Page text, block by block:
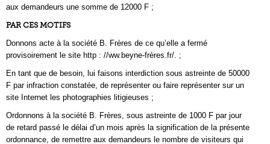
aux demandeurs une somme de 12000 F ;
PAR CES MOTIFS
Donnons acte à la société B. Frères de ce qu’elle a fermé
provisoirement le site http : //ww.beyne-frères.fr/. ;
En tant que de besoin, lui faisons interdiction sous astreinte de 50000
F par infraction constatée, de représenter ou faire représenter sur un
site Internet les photographies litigieuses ;
Ordonnons à la société B. Frères, sous astreinte de 1000 F par jour
de retard passé le délai d’un mois après la signification de la présente
ordonnance, de remettre aux demandeurs le nombre de visiteurs qui